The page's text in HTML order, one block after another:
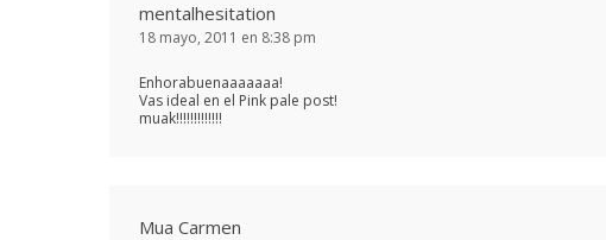
mentalhesitation
18 mayo, 2011 en 8:38 pm
Enhorabuenaaaaaaa!
Vas ideal en el Pink pale post!
muak!!!!!!!!!!!!!
Mua Carmen